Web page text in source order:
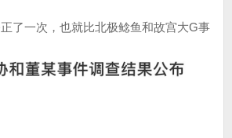
了一次，也就比北极鲶鱼和故宫大G事